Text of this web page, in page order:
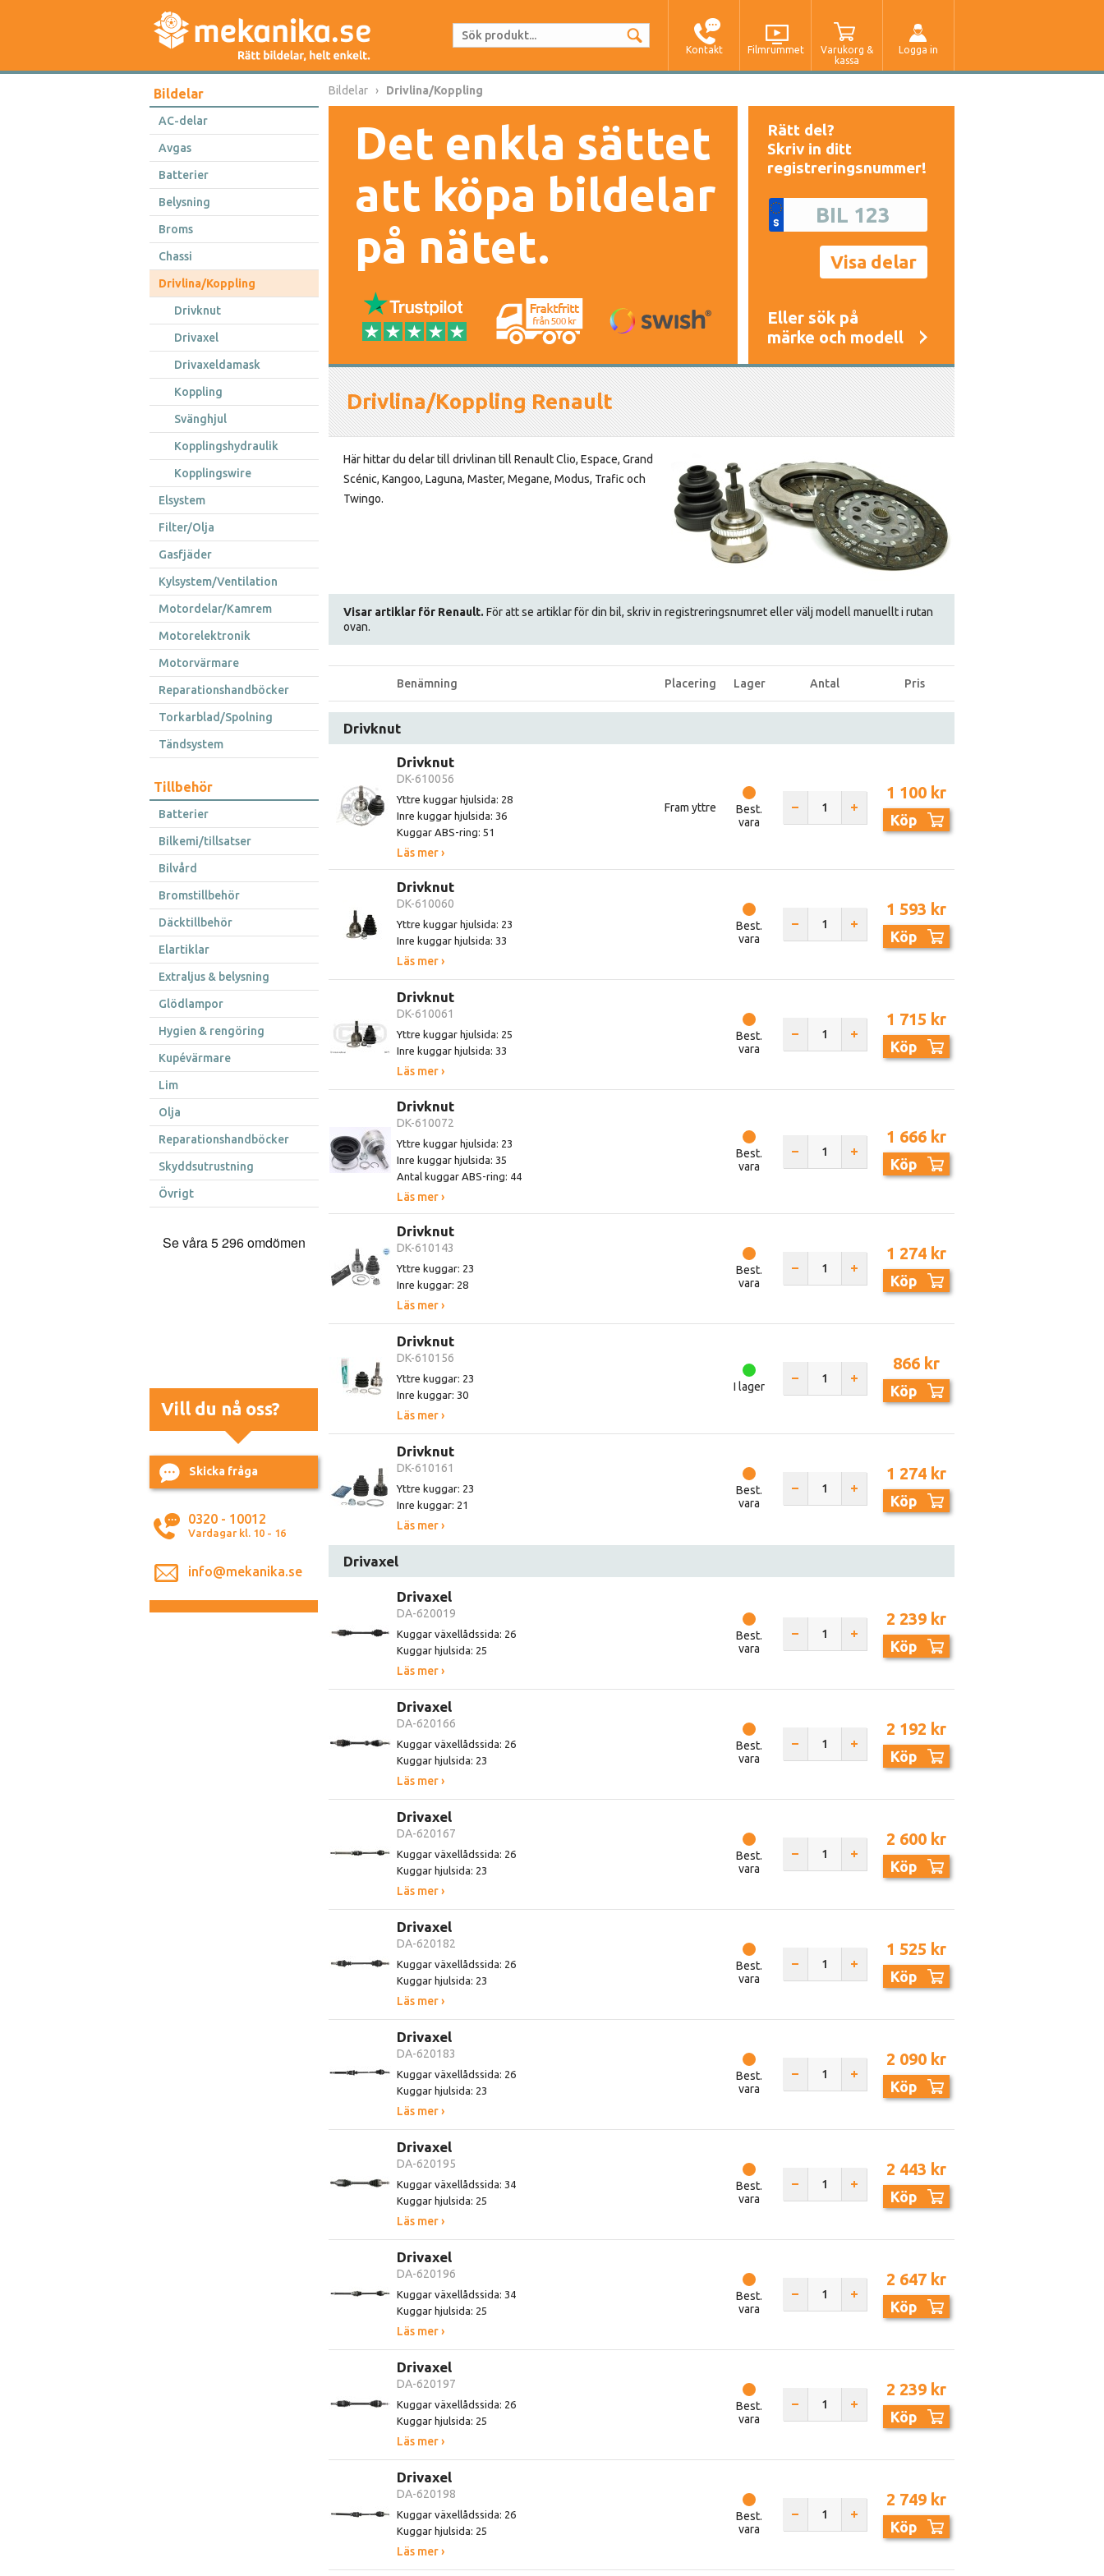
Kontakt Filmrummet
Varukorg &
kassa
Logga in
Bildelar
AC-delar
Avgas
Batterier
Belysning
Broms
Chassi
Drivlina/Koppling
Drivknut
Drivaxel
Drivaxeldamask
Koppling
Svänghjul
Kopplingshydraulik
Kopplingswire
Elsystem
Filter/Olja
Gasfjäder
Kylsystem/Ventilation
Motordelar/Kamrem
Motorelektronik
Motorvärmare
Reparationshandböcker
Torkarblad/Spolning
Tändsystem
Tillbehör
Batterier
Bilkemi/tillsatser
Bilvård
Bromstillbehör
Däcktillbehör
Elartiklar
Extraljus & belysning
Glödlampor
Hygien & rengöring
Kupévärmare
Lim
Olja
Reparationshandböcker
Skyddsutrustning
Övrigt
Vill du nå oss?
Skicka fråga
0320 - 10012
Vardagar kl. 10 - 16
info@mekanika.se
Bildelar Drivlina/Koppling
Det enkla sättet
att köpa bildelar
på nätet.
Rätt del?
Skriv in ditt
registreringsnummer!
Eller sök på
märke och modell
Drivlina/Koppling Renault
Här hittar du delar till drivlinan till Renault Clio, Espace, Grand
Scénic, Kangoo, Laguna, Master, Megane, Modus, Trafic och
Twingo.
Visar artiklar för Renault. För att se artiklar för din bil, skriv in registreringsnumret eller välj modell manuellt i rutan
ovan.
Benämning Placering Lager Antal Pris
Drivknut
Drivknut
DK-610056
Yttre kuggar hjulsida: 28
Inre kuggar hjulsida: 36
Kuggar ABS-ring: 51
Läs mer ›
Fram yttre
Best.
vara
1 100 kr
Köp
Drivknut
DK-610060
Yttre kuggar hjulsida: 23
Inre kuggar hjulsida: 33
Läs mer ›
Best.
vara
1 593 kr
Köp
Drivknut
DK-610061
Yttre kuggar hjulsida: 25
Inre kuggar hjulsida: 33
Läs mer ›
Best.
vara
1 715 kr
Köp
Drivknut
DK-610072
Yttre kuggar hjulsida: 23
Inre kuggar hjulsida: 35
Antal kuggar ABS-ring: 44
Läs mer ›
Best.
vara
1 666 kr
Köp
Drivknut
DK-610143
Yttre kuggar: 23
Inre kuggar: 28
Läs mer ›
Best.
vara
1 274 kr
Köp
Drivknut
DK-610156
Yttre kuggar: 23
Inre kuggar: 30
Läs mer ›
I lager
866 kr
Köp
Drivknut
DK-610161
Yttre kuggar: 23
Inre kuggar: 21
Läs mer ›
Best.
vara
1 274 kr
Köp
Drivaxel
Drivaxel
DA-620019
Kuggar växellådssida: 26
Kuggar hjulsida: 25
Läs mer ›
Best.
vara
2 239 kr
Köp
Drivaxel
DA-620166
Kuggar växellådssida: 26
Kuggar hjulsida: 23
Läs mer ›
Best.
vara
2 192 kr
Köp
Drivaxel
DA-620167
Kuggar växellådssida: 26
Kuggar hjulsida: 23
Läs mer ›
Best.
vara
2 600 kr
Köp
Drivaxel
DA-620182
Kuggar växellådssida: 26
Kuggar hjulsida: 23
Läs mer ›
Best.
vara
1 525 kr
Köp
Drivaxel
DA-620183
Kuggar växellådssida: 26
Kuggar hjulsida: 23
Läs mer ›
Best.
vara
2 090 kr
Köp
Drivaxel
DA-620195
Kuggar växellådssida: 34
Kuggar hjulsida: 25
Läs mer ›
Best.
vara
2 443 kr
Köp
Drivaxel
DA-620196
Kuggar växellådssida: 34
Kuggar hjulsida: 25
Läs mer ›
Best.
vara
2 647 kr
Köp
Drivaxel
DA-620197
Kuggar växellådssida: 26
Kuggar hjulsida: 25
Läs mer ›
Best.
vara
2 239 kr
Köp
Drivaxel
DA-620198
Kuggar växellådssida: 26
Kuggar hjulsida: 25
Läs mer ›
Best.
vara
2 749 kr
Köp